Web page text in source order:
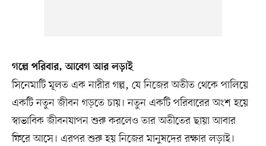
গল্পে পরিবার, আবেগ আর লড়াই
সিনেমাটি মূলত এক নারীর গল্প, যে নিজের অতীত থেকে পালিয়ে
একটি নতুন জীবন গড়তে চায়। নতুন একটি পরিবারের অংশ হয়ে
স্বাভাবিক জীবনযাপন শুরু করলেও তার অতীতের ছায়া আবার
ফিরে আসে। এরপর শুরু হয় নিজের মানুষদের রক্ষার লড়াই।